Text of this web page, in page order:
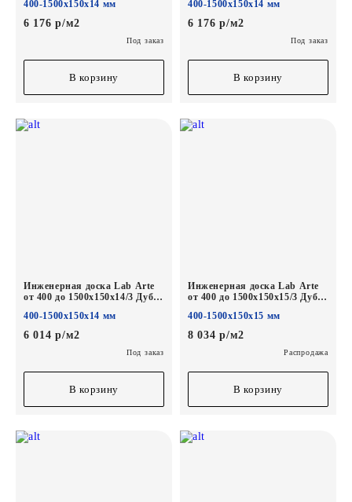
400-1500х150х14 мм
6 176 р/м2
Под заказ
В корзину
400-1500х150х14 мм
6 176 р/м2
Под заказ
В корзину
Инженерная доска Lab Arte
от 400 до 1500х150х14/3 Дуб
400-1500х150х14 мм
6 014 р/м2
Под заказ
В корзину
Инженерная доска Lab Arte
от 400 до 1500х150х15/3 Дуб
400-1500х150х15 мм
8 034 р/м2
Распродажа
В корзину